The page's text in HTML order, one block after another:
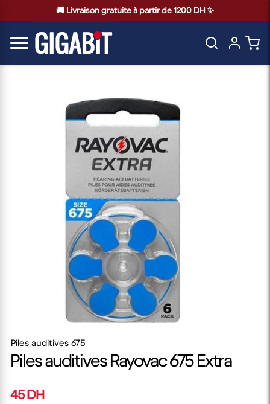
🚚 Livraison gratuite à partir de 1200 DH ✨
Piles auditives 675
Piles auditives Rayovac 675 Extra
45 DH